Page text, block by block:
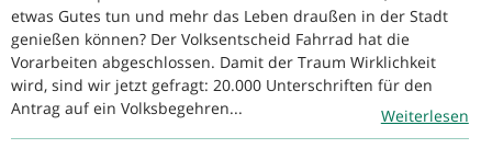
etwas Gutes tun und mehr das Leben draußen in der Stadt
genießen können? Der Volksentscheid Fahrrad hat die
Vorarbeiten abgeschlossen. Damit der Traum Wirklichkeit
wird, sind wir jetzt gefragt: 20.000 Unterschriften für den
Antrag auf ein Volksbegehren...
Weiterlesen